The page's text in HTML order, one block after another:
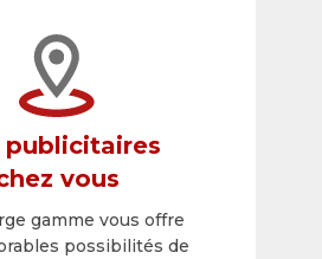
publicitaires
vous
gamme vous offre
possibilités de